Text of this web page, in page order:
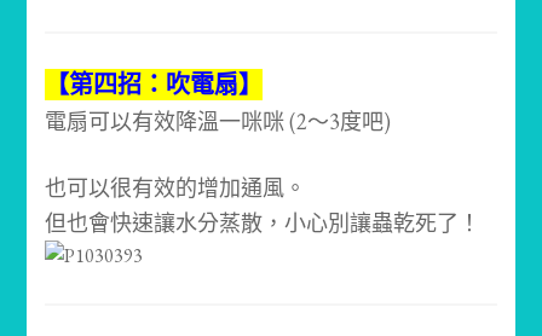
【第四招：吹電扇】
電扇可以有效降溫一咪咪 (2～3度吧)
也可以很有效的增加通風。
但也會快速讓水分蒸散，小心別讓蟲乾死了！